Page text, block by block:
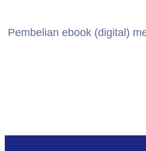
Pembelian ebook (digital)